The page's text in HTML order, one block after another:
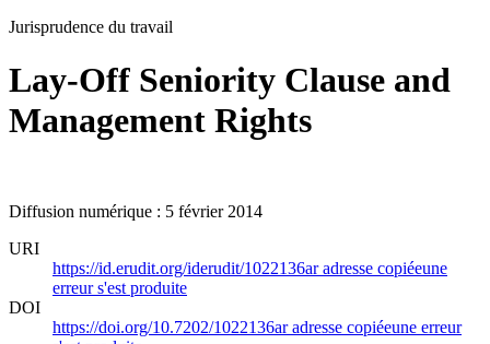
Jurisprudence du travail
Lay-Off Seniority Clause and
Management Rights
Diffusion numérique : 5 février 2014
URI
https://id.erudit.org/iderudit/1022136aradresse copiéeune
erreur s'est produite
DOI
https://doi.org/10.7202/1022136aradresse copiéeune erreur